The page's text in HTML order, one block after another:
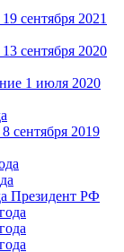
сентября 2021
сентября 2020
1 июля 2020
сентября 2019
Президент РФ